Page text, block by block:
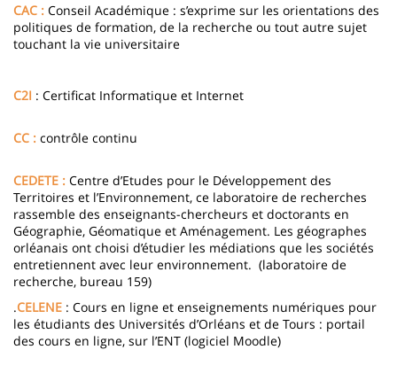
CAC : Conseil Académique : s’exprime sur les orientations des
politiques de formation, de la recherche ou tout autre sujet
touchant la vie universitaire
C2I : Certificat Informatique et Internet
CC : contrôle continu
CEDETE : Centre d’Etudes pour le Développement des
Territoires et l’Environnement, ce laboratoire de recherches
rassemble des enseignants-chercheurs et doctorants en
Géographie, Géomatique et Aménagement. Les géographes
orléanais ont choisi d’étudier les médiations que les sociétés
entretiennent avec leur environnement. (laboratoire de
recherche, bureau 159)
.CELENE : Cours en ligne et enseignements numériques pour
les étudiants des Universités d’Orléans et de Tours : portail
des cours en ligne, sur l’ENT (logiciel Moodle)